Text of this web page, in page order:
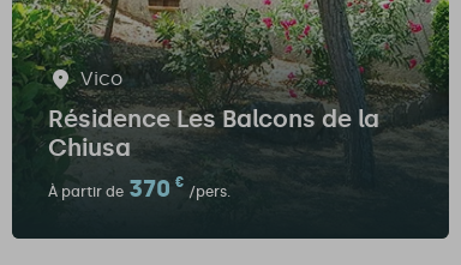
Vico
Résidence Les Balcons de la
Chiusa
À partir de 370 €
/pers.